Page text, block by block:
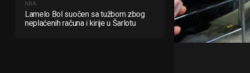
NBA
Lamelo Bol suočen sa tužbom zbog
neplaćenih računa i kirije u Šarlotu